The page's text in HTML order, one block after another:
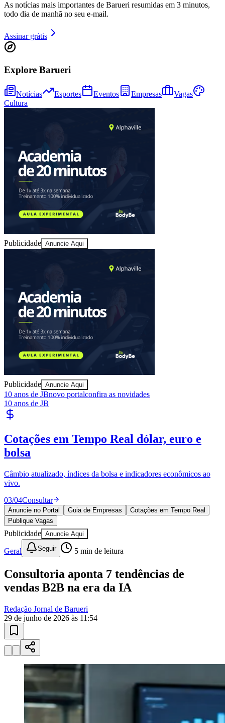
Juventude
Ceará
Goiás
As notícias mais importantes de Barueri resumidas em 3 minutos,
todo dia de manhã no seu e-mail.
Assinar grátis
Explore Barueri
Notícias Esportes Eventos Empresas
Vagas
Cultura
Publicidade Anuncie Aqui
Publicidade Anuncie Aqui
10 anos de JBnovo portalconfira as novidades
10 anos de JB
Cotações em Tempo Real dólar, euro e
bolsa
Câmbio atualizado, índices da bolsa e indicadores econômicos ao
vivo.
03/04Consultar
Anuncie no Portal Guia de Empresas
Cotações em Tempo Real
Publique Vagas
Publicidade Anuncie Aqui
Geral Seguir 5 min de leitura
Consultoria aponta 7 tendências de
vendas B2B na era da IA
Redação Jornal de Barueri
29 de junho de 2026 às 11:54